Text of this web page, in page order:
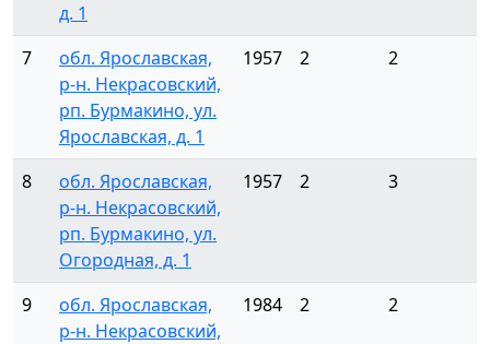
д. 1
7
обл. Ярославская,
р-н. Некрасовский,
рп. Бурмакино, ул.
Ярославская, д. 1
1957 2 2
8
обл. Ярославская,
р-н. Некрасовский,
рп. Бурмакино, ул.
Огородная, д. 1
1957 2 3
9
обл. Ярославская,
р-н. Некрасовский,
1984 2 2